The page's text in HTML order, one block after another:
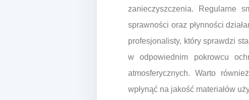
zanieczyszczenia. Regularne
sprawności oraz płynności
profesjonalisty, który sprawdzi
w odpowiednim pokrowcu
atmosferycznych. Warto
wpłynąć na jakość materiałów